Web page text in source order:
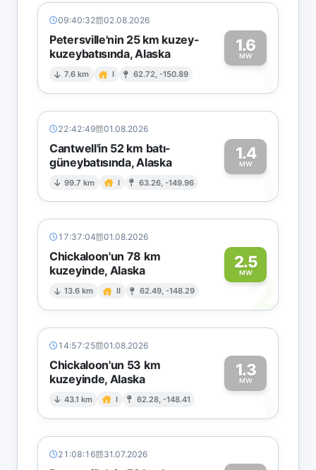
09:40:32 02.08.2026
Petersville'nin 25 km kuzey-
kuzeybatısında, Alaska
7.6 km I 62.72, -150.89
1.6
MW1
22:42:49 01.08.2026
Cantwell'in 52 km batı-
güneybatısında, Alaska
99.7 km I 63.26, -149.96
1.4
MW1
17:37:04 01.08.2026
Chickaloon'un 78 km
kuzeyinde, Alaska
13.6 km II 62.49, -148.29
2.5
MW2
14:57:25 01.08.2026
Chickaloon'un 53 km
kuzeyinde, Alaska
43.1 km I 62.28, -148.41
1.3
MW1
21:08:16 31.07.2026